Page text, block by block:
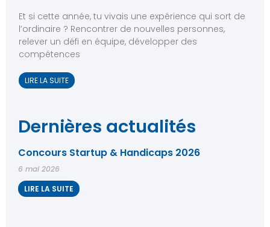
Et si cette année, tu vivais une expérience qui sort de
l’ordinaire ? Rencontrer de nouvelles personnes,
relever un défi en équipe, développer des
compétences
LIRE LA SUITE
Dernières actualités
Concours Startup & Handicaps 2026
6 mai 2026
LIRE LA SUITE